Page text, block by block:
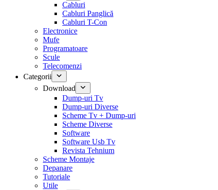
Cabluri
Cabluri Panglică
Cabluri T-Con
Electronice
Mufe
Programatoare
Scule
Telecomenzi
Categorii
Download
Dump-uri Tv
Dump-uri Diverse
Scheme Tv + Dump-uri
Scheme Diverse
Software
Software Usb Tv
Revista Tehnium
Scheme Montaje
Depanare
Tutoriale
Utile